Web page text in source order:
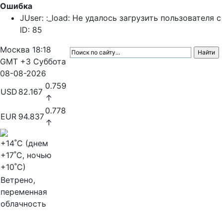
Ошибка
JUser: :_load: Не удалось загрузить пользователя с
ID: 85
Москва 18:18
GMT +3 Суббота
08-08-2026
USD 82.167
0.759
↑
EUR 94.837
0.778
↑
+14˚C (днем
+17˚C, ночью
+10˚C)
Ветрено,
переменная
облачность